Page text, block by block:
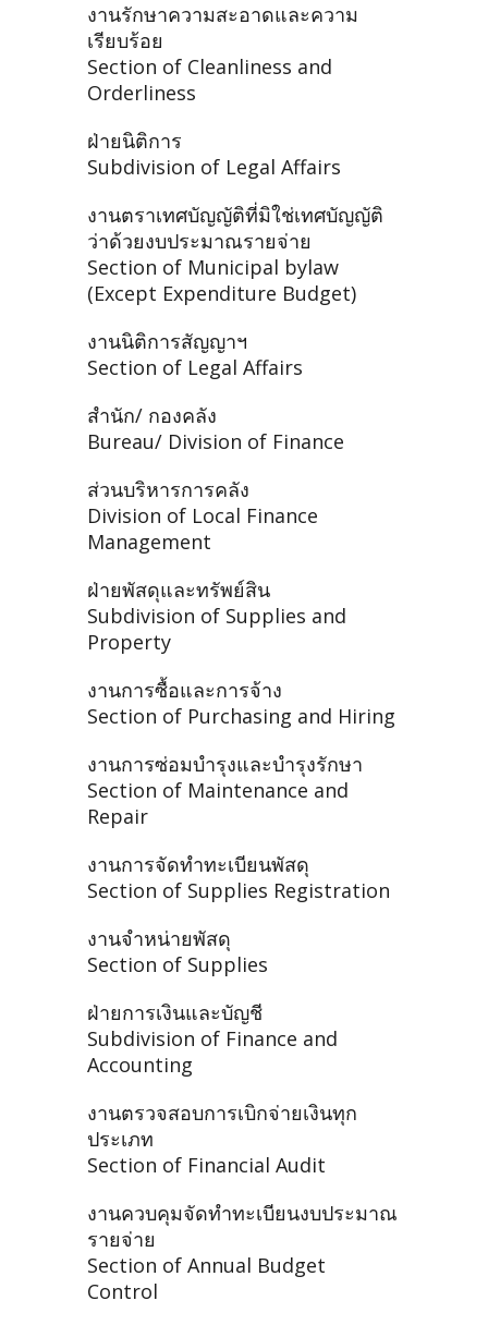
งานรักษาความสะอาดและความ
เรียบร้อย
Section of Cleanliness and
Orderliness
ฝ่ายนิติการ
Subdivision of Legal Affairs
งานตราเทศบัญญัติที่มิใช่เทศบัญญัติ
ว่าด้วยงบประมาณรายจ่าย
Section of Municipal bylaw
(Except Expenditure Budget)
งานนิติการสัญญาฯ
Section of Legal Affairs
สำนัก/ กองคลัง
Bureau/ Division of Finance
ส่วนบริหารการคลัง
Division of Local Finance
Management
ฝ่ายพัสดุและทรัพย์สิน
Subdivision of Supplies and
Property
งานการซื้อและการจ้าง
Section of Purchasing and Hiring
งานการซ่อมบำรุงและบำรุงรักษา
Section of Maintenance and
Repair
งานการจัดทำทะเบียนพัสดุ
Section of Supplies Registration
งานจำหน่ายพัสดุ
Section of Supplies
ฝ่ายการเงินและบัญชี
Subdivision of Finance and
Accounting
งานตรวจสอบการเบิกจ่ายเงินทุก
ประเภท
Section of Financial Audit
งานควบคุมจัดทำทะเบียนงบประมาณ
รายจ่าย
Section of Annual Budget
Control